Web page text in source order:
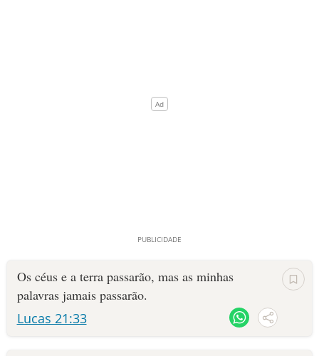
Os céus e a terra passarão, mas as minhas
palavras jamais passarão.
Lucas 21:33